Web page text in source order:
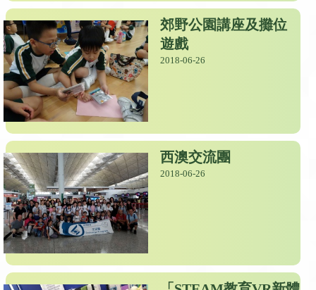
郊野公園講座及攤位
遊戲
2018-06-26
西澳交流團
2018-06-26